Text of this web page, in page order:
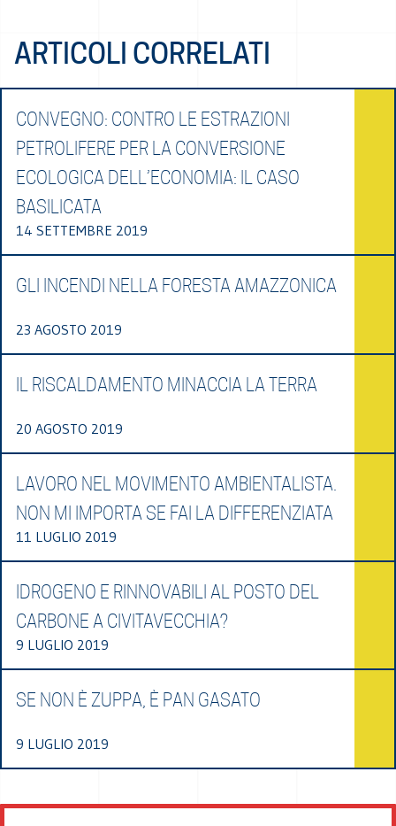
ARTICOLI CORRELATI
CONVEGNO: CONTRO LE ESTRAZIONI
PETROLIFERE PER LA CONVERSIONE
ECOLOGICA DELL’ECONOMIA: IL CASO
BASILICATA
14 SETTEMBRE 2019
GLI INCENDI NELLA FORESTA AMAZZONICA
23 AGOSTO 2019
IL RISCALDAMENTO MINACCIA LA TERRA
20 AGOSTO 2019
LAVORO NEL MOVIMENTO AMBIENTALISTA.
NON MI IMPORTA SE FAI LA DIFFERENZIATA
11 LUGLIO 2019
IDROGENO E RINNOVABILI AL POSTO DEL
CARBONE A CIVITAVECCHIA?
9 LUGLIO 2019
SE NON È ZUPPA, È PAN GASATO
9 LUGLIO 2019